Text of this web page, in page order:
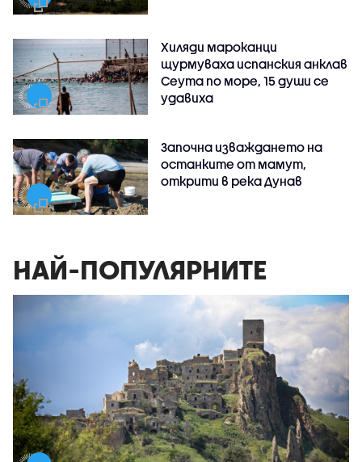
Хиляди мароканци
щурмуваха испанския анклав
Сеута по море, 15 души се
удавиха
Започна изваждането на
останките от мамут,
открити в река Дунав
НАЙ-ПОПУЛЯРНИТЕ